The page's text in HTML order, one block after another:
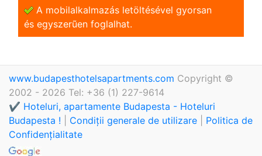
A mobilalkalmazás letöltésével gyorsan
és egyszerũen foglalhat.
www.budapesthotelsapartments.com Copyright ©
2002 - 2026 Tel: +36 (1) 227-9614
✔️ Hoteluri, apartamente Budapesta - Hoteluri
Budapesta !
Condiții generale de utilizare
Politica de
Confidențialitate